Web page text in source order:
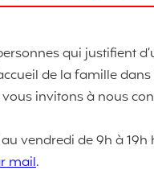
qui justifient
de la famille
invitons à nous
vendredi de 9h à
mail.